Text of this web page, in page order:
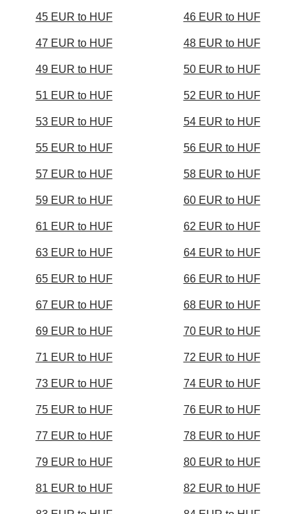
45 EUR to HUF 46 EUR to HUF
47 EUR to HUF 48 EUR to HUF
49 EUR to HUF 50 EUR to HUF
51 EUR to HUF 52 EUR to HUF
53 EUR to HUF 54 EUR to HUF
55 EUR to HUF 56 EUR to HUF
57 EUR to HUF 58 EUR to HUF
59 EUR to HUF 60 EUR to HUF
61 EUR to HUF 62 EUR to HUF
63 EUR to HUF 64 EUR to HUF
65 EUR to HUF 66 EUR to HUF
67 EUR to HUF 68 EUR to HUF
69 EUR to HUF 70 EUR to HUF
71 EUR to HUF 72 EUR to HUF
73 EUR to HUF 74 EUR to HUF
75 EUR to HUF 76 EUR to HUF
77 EUR to HUF 78 EUR to HUF
79 EUR to HUF 80 EUR to HUF
81 EUR to HUF 82 EUR to HUF